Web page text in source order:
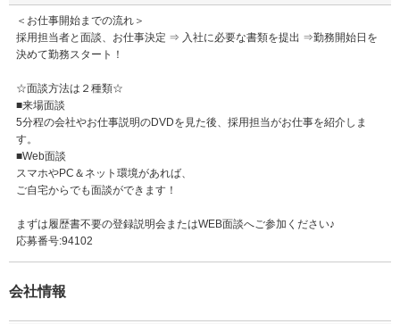
＜お仕事開始までの流れ＞
採用担当者と面談、お仕事決定 ⇒ 入社に必要な書類を提出 ⇒勤務開始日を
決めて勤務スタート！
☆面談方法は２種類☆
■来場面談
5分程の会社やお仕事説明のDVDを見た後、採用担当がお仕事を紹介しま
す。
■Web面談
スマホやPC＆ネット環境があれば、
ご自宅からでも面談ができます！
まずは履歴書不要の登録説明会またはWEB面談へご参加ください♪
応募番号:94102
会社情報